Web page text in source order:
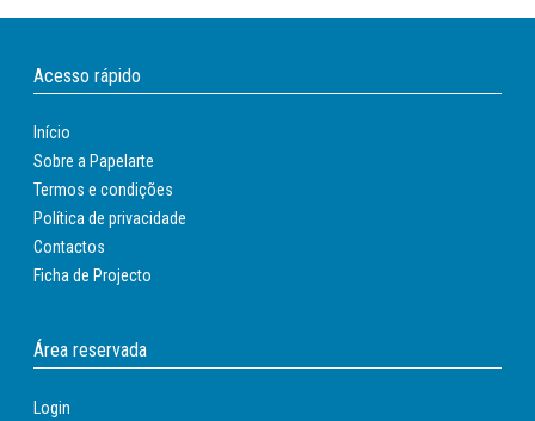
Acesso rápido
Início
Sobre a Papelarte
Termos e condições
Política de privacidade
Contactos
Ficha de Projecto
Área reservada
Login